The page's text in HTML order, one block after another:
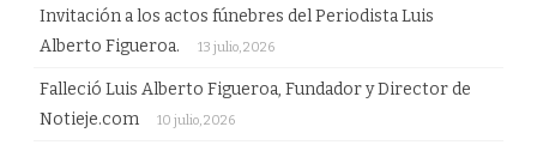
Invitación a los actos fúnebres del Periodista Luis
Alberto Figueroa.
13 julio, 2026
Falleció Luis Alberto Figueroa, Fundador y Director de
Notieje.com
10 julio, 2026